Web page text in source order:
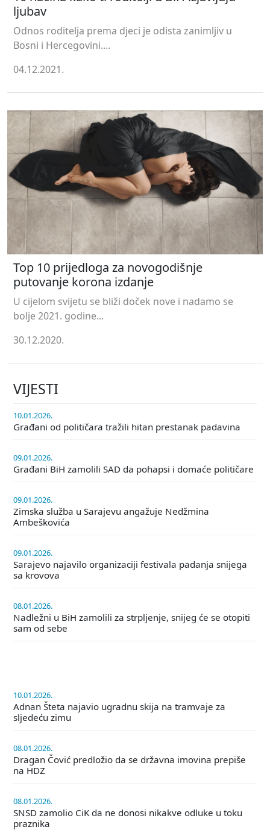
ljubav
Odnos roditelja prema djeci je odista zanimljiv u
Bosni i Hercegovini....
04.12.2021.
Top 10 prijedloga za novogodišnje
putovanje korona izdanje
U cijelom svijetu se bliži doček nove i nadamo se
bolje 2021. godine...
30.12.2020.
VIJESTI
10.01.2026.
Građani od političara tražili hitan prestanak padavina
09.01.2026.
Građani BiH zamolili SAD da pohapsi i domaće političare
09.01.2026.
Zimska služba u Sarajevu angažuje Nedžmina
Ambeškovića
09.01.2026.
Sarajevo najavilo organizaciji festivala padanja snijega
sa krovova
08.01.2026.
Nadležni u BiH zamolili za strpljenje, snijeg će se otopiti
sam od sebe
10.01.2026.
Adnan Šteta najavio ugradnu skija na tramvaje za
sljedeću zimu
08.01.2026.
Dragan Čović predložio da se državna imovina prepiše
na HDZ
08.01.2026.
SNSD zamolio CiK da ne donosi nikakve odluke u toku
praznika